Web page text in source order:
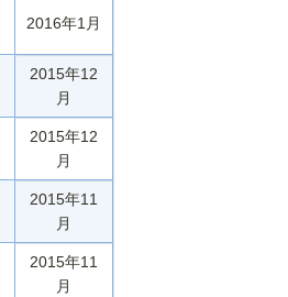
2016年1月
2015年12
月
2015年12
月
2015年11
月
2015年11
月